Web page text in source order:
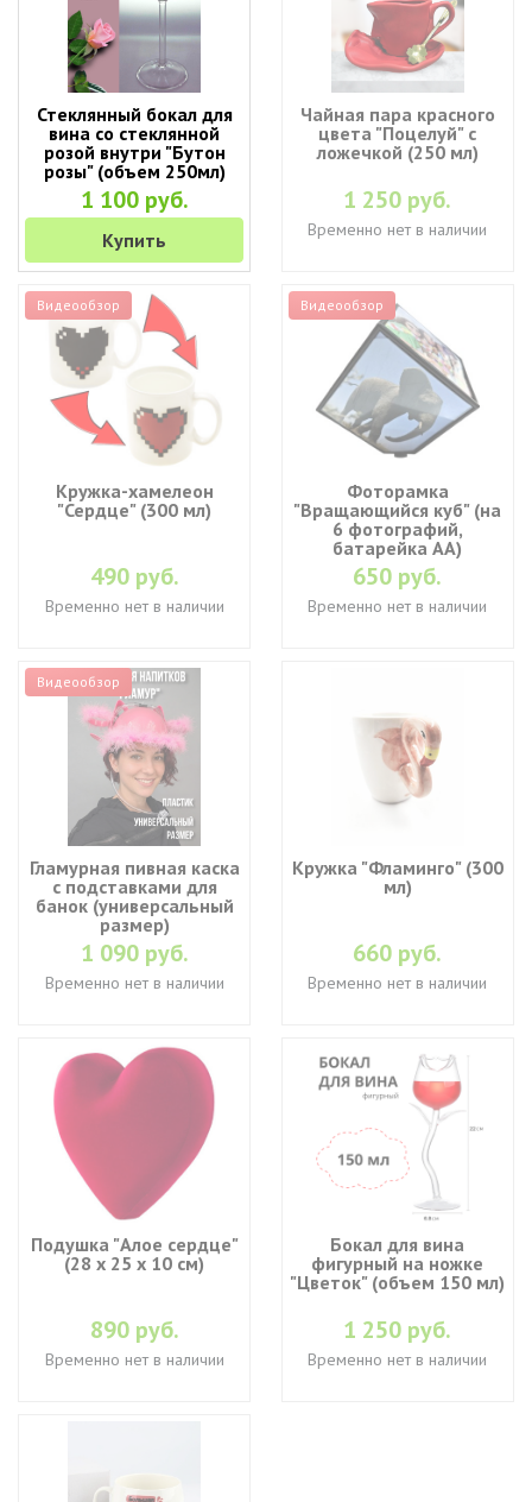
Стеклянный бокал для
вина со стеклянной
розой внутри "Бутон
розы" (объем 250мл)
1 100 руб.
Купить
Чайная пара красного
цвета "Поцелуй" с
ложечкой (250 мл)
1 250 руб.
Временно нет в наличии
Видеообзор
Кружка-хамелеон
"Сердце" (300 мл)
490 руб.
Временно нет в наличии
Видеообзор
Фоторамка
"Вращающийся куб" (на
6 фотографий,
батарейка АА)
650 руб.
Временно нет в наличии
Видеообзор
Гламурная пивная каска
с подставками для
банок (универсальный
размер)
1 090 руб.
Временно нет в наличии
Кружка "Фламинго" (300
мл)
660 руб.
Временно нет в наличии
Подушка "Алое сердце"
(28 х 25 х 10 см)
890 руб.
Временно нет в наличии
Бокал для вина
фигурный на ножке
"Цветок" (объем 150 мл)
1 250 руб.
Временно нет в наличии